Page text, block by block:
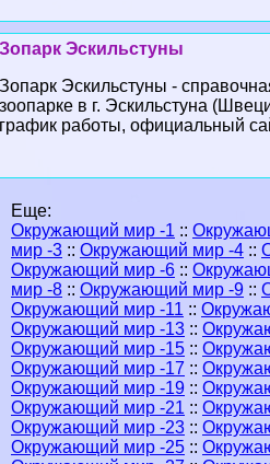
Зопарк Эскильстуны
Зопарк Эскильстуны -
зоопарке в г. Эскильстуна
график работы, официальный
Еще:
Окружающий мир -1 ::
мир -3 :: Окружающий мир -4 ::
Окружающий мир -6 ::
мир -8 :: Окружающий мир -9 ::
Окружающий мир -11 ::
Окружающий мир -13 ::
Окружающий мир -15 ::
Окружающий мир -17 ::
Окружающий мир -19 ::
Окружающий мир -21 ::
Окружающий мир -23 ::
Окружающий мир -25 ::